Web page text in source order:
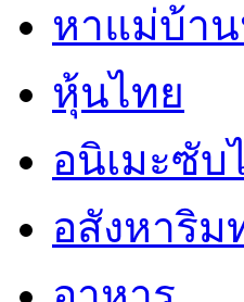
หาแม่บ้า
หุ้นไทย
อนิเมะซับ
อสังหาริม